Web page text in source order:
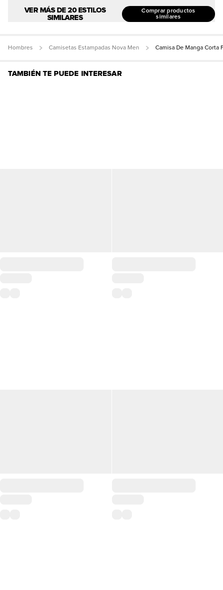
VER MÁS DE 20 ESTILOS
SIMILARES
Comprar productos
similares
Hombres Camisetas Estampadas Nova Men Camisa De Manga
TAMBIÉN TE PUEDE INTERESAR